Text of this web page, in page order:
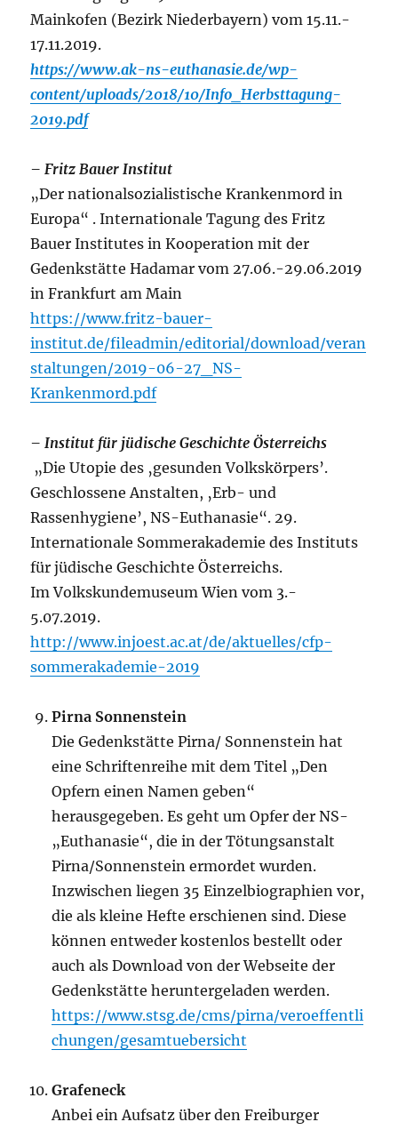
Mainkofen (Bezirk Niederbayern) vom 15.11.-
17.11.2019.
https://www.ak-ns-euthanasie.de/wp-
content/uploads/2018/10/Info_Herbsttagung-
2019.pdf
– Fritz Bauer Institut
„Der nationalsozialistische Krankenmord in
Europa“ . Internationale Tagung des Fritz
Bauer Institutes in Kooperation mit der
Gedenkstätte Hadamar vom 27.06.-29.06.2019
in Frankfurt am Main
https://www.fritz-bauer-
institut.de/fileadmin/editorial/download/veran
staltungen/2019-06-27_NS-
Krankenmord.pdf
– Institut für jüdische Geschichte Österreichs
„Die Utopie des ‚gesunden Volkskörpers’.
Geschlossene Anstalten, ‚Erb- und
Rassenhygiene’, NS-Euthanasie“. 29.
Internationale Sommerakademie des Instituts
für jüdische Geschichte Österreichs.
Im Volkskundemuseum Wien vom 3.-
5.07.2019.
http://www.injoest.ac.at/de/aktuelles/cfp-
sommerakademie-2019
Pirna Sonnenstein
Die Gedenkstätte Pirna/ Sonnenstein hat
eine Schriftenreihe mit dem Titel „Den
Opfern einen Namen geben“
herausgegeben. Es geht um Opfer der NS-
„Euthanasie“, die in der Tötungsanstalt
Pirna/Sonnenstein ermordet wurden.
Inzwischen liegen 35 Einzelbiographien vor,
die als kleine Hefte erschienen sind. Diese
können entweder kostenlos bestellt oder
auch als Download von der Webseite der
Gedenkstätte heruntergeladen werden.
https://www.stsg.de/cms/pirna/veroeffentli
chungen/gesamtuebersicht
Grafeneck
Anbei ein Aufsatz über den Freiburger